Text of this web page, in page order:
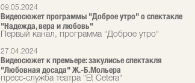
09.05.2024
Видеосюжет программы "Доброе утро" о спектакле
"Надежда, вера и любовь"
Первый канал, программа "Доброе утро"
27.04.2024
Видеосюжет к премьере: закулисье спектакля
"Любовная досада" Ж.-Б.Мольера
пресс-служба театра "Et Cetera"